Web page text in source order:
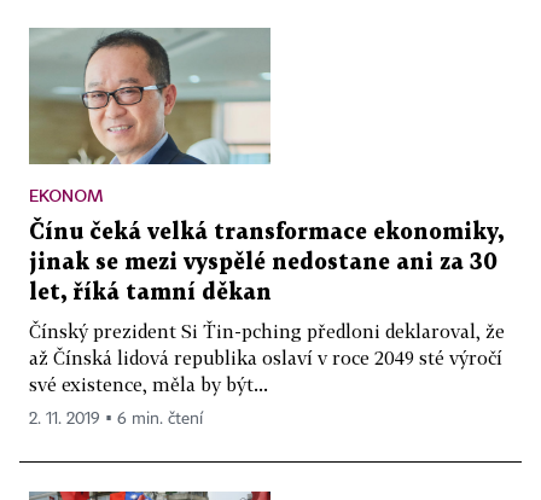
EKONOM
Čínu čeká velká transformace ekonomiky,
jinak se mezi vyspělé nedostane ani za 30
let, říká tamní děkan
Čínský prezident Si Ťin-pching předloni dekla­roval, že
až Čínská lidová republika oslaví v roce 2049 sté výročí
své existence, měla by být...
2. 11. 2019 ▪ 6 min. čtení